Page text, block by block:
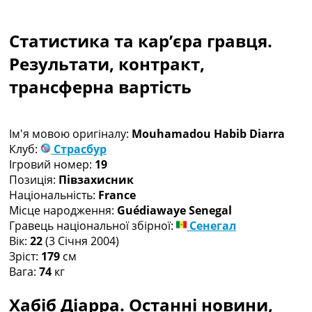
Чемпіонат Світу
Україна. Прем’єр-Ліга
Україна. Перша Ліга
Ліга Чемпіонів
Ще Турніри >>>
Таблиці
Чемпіонат Світу. Турнирні таблиці
Таблиця УПЛ
Перша Ліга
Таблиця АПЛ
Таблиця Ла Ліги
Таблиця Ліги Чемпіонів
Всі таблиці >>>
Рейтинги
Рейтинг клубів УЄФА
Статистика та кар’єра гравця.
Результати, контракт,
трансферна вартість
Ім'я мовою оригіналу: Mouhamadou Habib Diarra
Клуб:
Страсбур
Ігровий номер: 19
Позиція: Півзахисник
Національність: France
Місце народження: Guédiawaye Senegal
Гравець національної збірної:
Сенегал
Вік: 22(3 Січня 2004)
Зріст: 179 см
Вага: 74 кг
Хабіб Діарра. Останні новини,